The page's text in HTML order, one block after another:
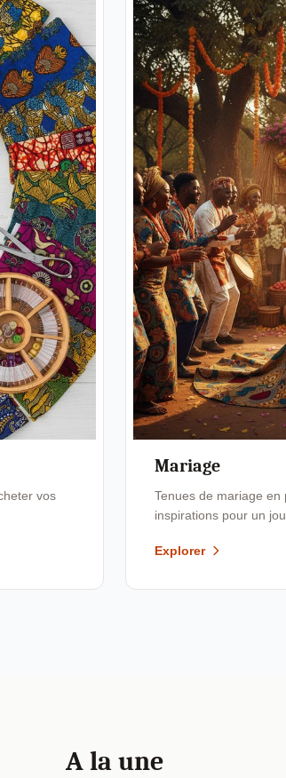
vos
Mariage
Tenues de mariage
inspirations pour un
Explorer
A la une